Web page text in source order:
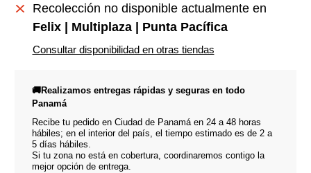
Recolección no disponible actualmente en
Felix | Multiplaza | Punta Pacífica
Consultar disponibilidad en otras tiendas
🚚Realizamos entregas rápidas y seguras en todo
Panamá
Recibe tu pedido en Ciudad de Panamá en 24 a 48 horas
hábiles; en el interior del país, el tiempo estimado es de 2 a
5 días hábiles.
Si tu zona no está en cobertura, coordinaremos contigo la
mejor opción de entrega.